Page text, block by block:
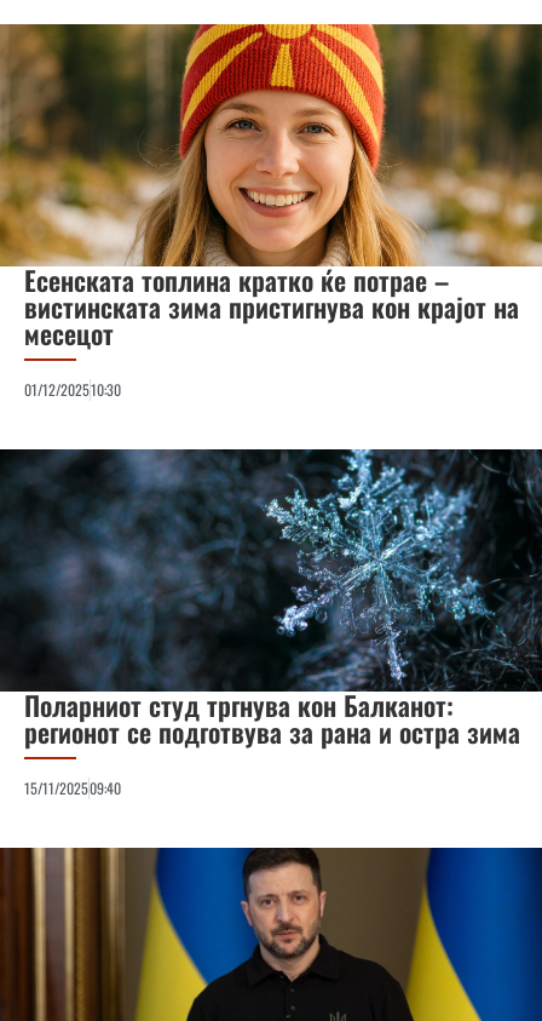
Есенската топлина кратко ќе потрае –
вистинската зима пристигнува кон крајот на
месецот
01/12/202510:30
Поларниот студ тргнува кон Балканот:
регионот се подготвува за рана и остра зима
15/11/202509:40